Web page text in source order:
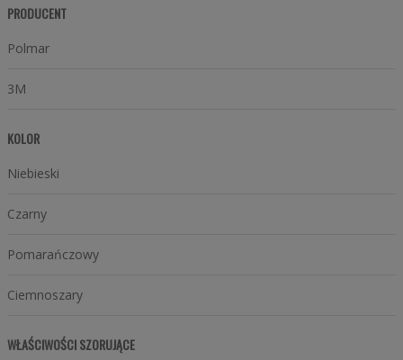
PRODUCENT
Polmar
3M
KOLOR
Niebieski
Czarny
Pomarańczowy
Ciemnoszary
WŁAŚCIWOŚCI SZORUJĄCE